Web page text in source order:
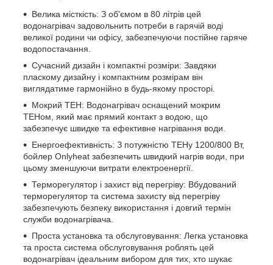
Велика місткість: З об'ємом в 80 літрів цей
водонагрівач задовольнить потреби в гарячій воді
великої родини чи офісу, забезпечуючи постійне гаряче
водопостачання.
Сучасний дизайн і компактні розміри: Завдяки
пласкому дизайну і компактним розмірам він
виглядатиме гармонійно в будь-якому просторі.
Мокрий ТЕН: Водонагрівач оснащений мокрим
ТЕНом, який має прямий контакт з водою, що
забезпечує швидке та ефективне нагрівання води.
Енергоефективність: З потужністю ТЕНу 1200/800 Вт,
бойлер Onlyheat забезпечить швидкий нагрів води, при
цьому зменшуючи витрати електроенергії.
Терморегулятор і захист від перегріву: Вбудований
терморегулятор та система захисту від перегріву
забезпечують безпеку використання і довгий термін
служби водонагрівача.
Проста установка та обслуговування: Легка установка
та проста система обслуговування роблять цей
водонагрівач ідеальним вибором для тих, хто шукає